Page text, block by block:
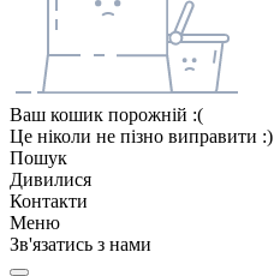
Ваш кошик порожній :(
Це ніколи не пізно виправити :)
Пошук
Дивилися
Контакти
Меню
Зв'язатись з нами